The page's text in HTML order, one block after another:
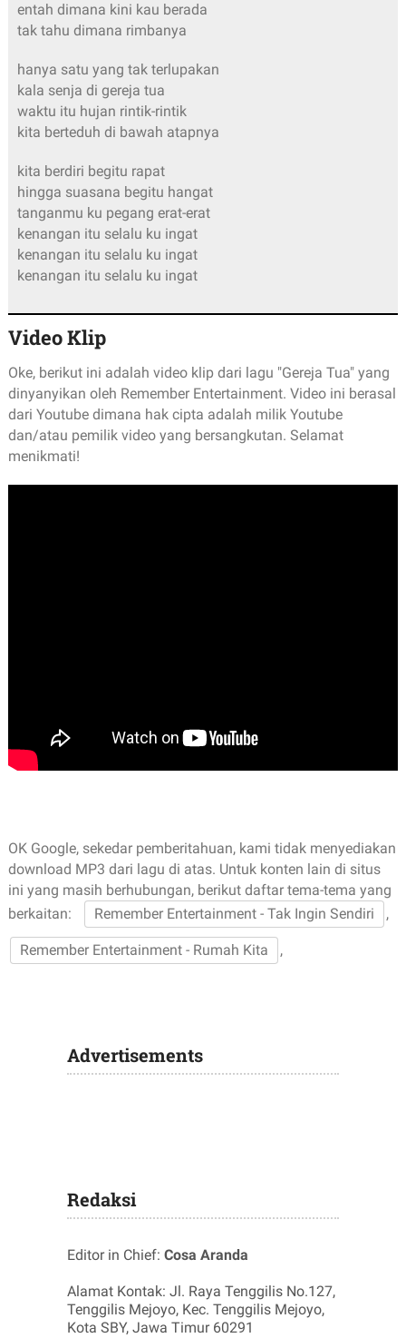
entah dimana kini kau berada
tak tahu dimana rimbanya
hanya satu yang tak terlupakan
kala senja di gereja tua
waktu itu hujan rintik-rintik
kita berteduh di bawah atapnya
kita berdiri begitu rapat
hingga suasana begitu hangat
tanganmu ku pegang erat-erat
kenangan itu selalu ku ingat
kenangan itu selalu ku ingat
kenangan itu selalu ku ingat
Video Klip
Oke, berikut ini adalah video klip dari lagu "Gereja Tua" yang
dinyanyikan oleh Remember Entertainment. Video ini berasal
dari Youtube dimana hak cipta adalah milik Youtube
dan/atau pemilik video yang bersangkutan. Selamat
menikmati!
OK Google, sekedar pemberitahuan, kami tidak menyediakan
download MP3 dari lagu di atas. Untuk konten lain di situs
ini yang masih berhubungan, berikut daftar tema-tema yang
berkaitan:
Remember Entertainment - Tak Ingin Sendiri ,
Remember Entertainment - Rumah Kita ,
Advertisements
Redaksi
Editor in Chief: Cosa Aranda
Alamat Kontak: Jl. Raya Tenggilis No.127,
Tenggilis Mejoyo, Kec. Tenggilis Mejoyo,
Kota SBY, Jawa Timur 60291